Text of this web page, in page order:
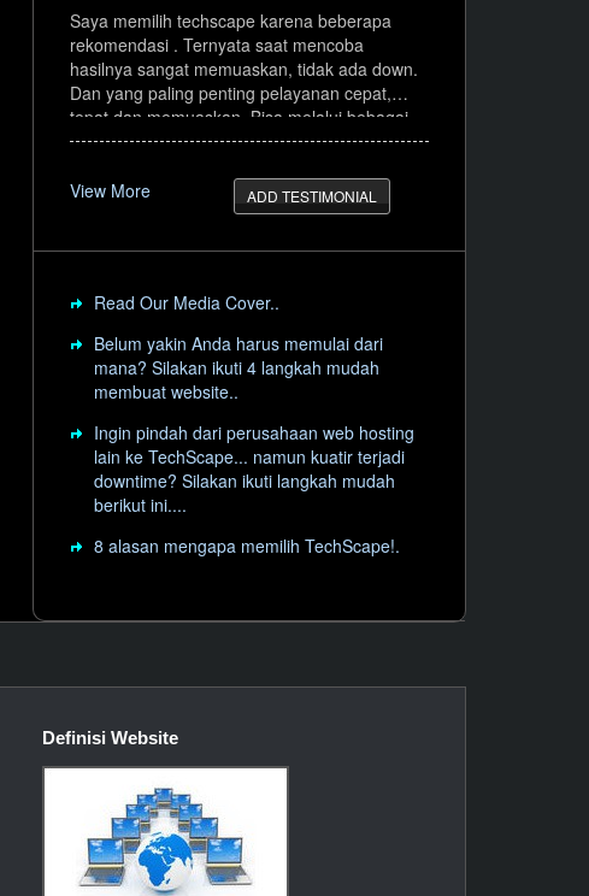
.camera
.cab
.camp
.capital
.care
.careers
.casino
.catering
.cheap
.christmas
.college
.community
.country
.coupons
.credit
.cruises
.dance
.diet
.digital
.directory
.domains
.download
.education
.enterprises
.equipment
Saya memilih techscape karena beberapa
rekomendasi . Ternyata saat mencoba
hasilnya sangat memuaskan, tidak ada down.
Dan yang paling penting pelayanan cepat,
tepat dan memuaskan. Bisa melalui bebagai
macam cara untuk menghubungi CS. Melalu
yang membuat mudah segala urusan. Semua
pilihan layanan sangat cepat ditanggapi.
View More ADD TESTIMONIAL
Read Our Media Cover..
Belum yakin Anda harus memulai dari
mana? Silakan ikuti 4 langkah mudah
membuat website..
Ingin pindah dari perusahaan web hosting
lain ke TechScape... namun kuatir terjadi
downtime? Silakan ikuti langkah mudah
berikut ini....
8 alasan mengapa memilih TechScape!.
Definisi Website